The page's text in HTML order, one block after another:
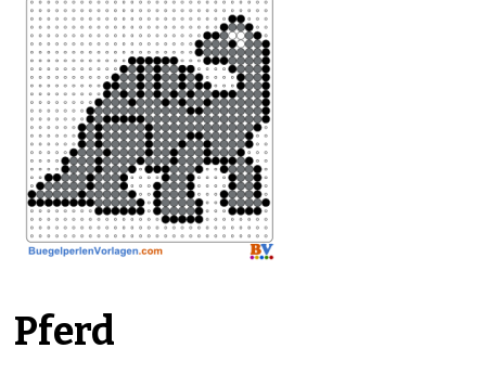
Pferd